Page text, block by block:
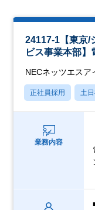
24117-1【東京/
ビス事業本部
NECネッツエスア
正社員採用 土
業務内容